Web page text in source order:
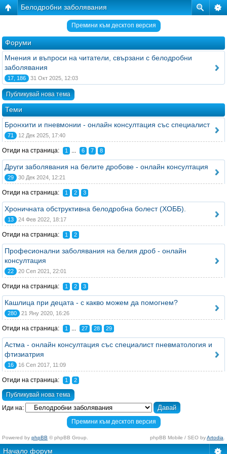
Белодробни заболявания
Премини към десктоп версия
Форуми
Мнения и въпроси на читатели, свързани с белодробни
заболявания
17, 186 31 Окт 2025, 12:03
Публикувай нова тема
Теми
Бронхити и пневмонии - онлайн консултация със специалист
71 12 Дек 2025, 17:40
Отиди на страница: 1 ... 6 7 8
Други заболявания на белите дробове - онлайн консултация
29 30 Дек 2024, 12:21
Отиди на страница: 1 2 3
Хроничната обструктивна белодробна болест (ХОББ).
13 24 Фев 2022, 18:17
Отиди на страница: 1 2
Професионални заболявания на белия дроб - онлайн
консултация
22 20 Сеп 2021, 22:01
Отиди на страница: 1 2 3
Кашлица при децата - с какво можем да помогнем?
280 21 Яну 2020, 16:26
Отиди на страница: 1 ... 27 28 29
Астма - онлайн консултация със специалист пневматология и
фтизиатрия
16 16 Сеп 2017, 11:09
Отиди на страница: 1 2
Публикувай нова тема
Иди на:
Премини към десктоп версия
Powered by phpBB © phpBB Group. phpBB Mobile / SEO byArtodia
Начало форум